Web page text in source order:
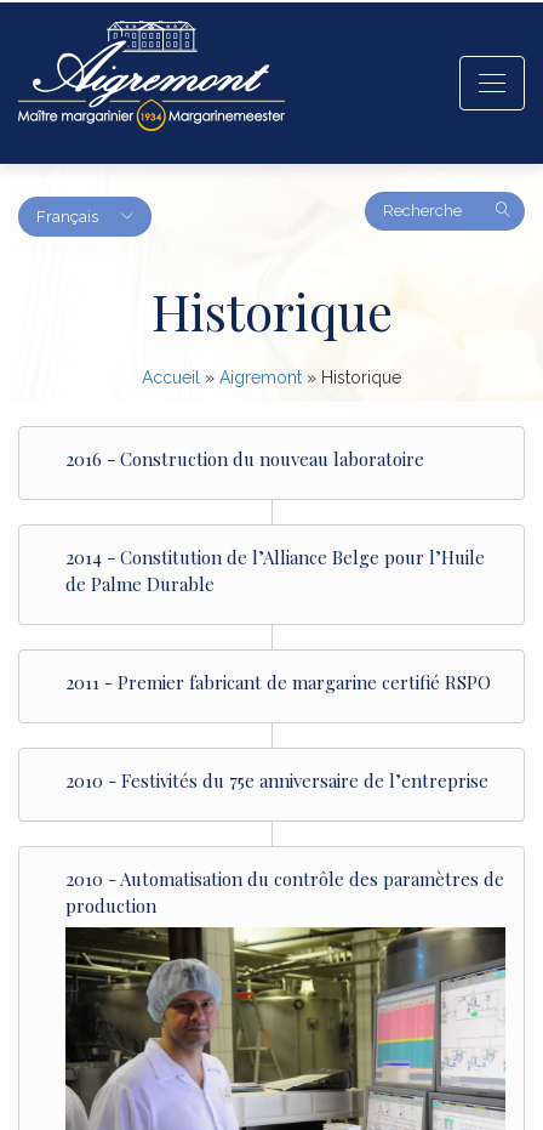
Français
Amount
(in
Historique
Accueil » Aigremont » Historique
2016 - Construction du nouveau laboratoire
2014 - Constitution de l’Alliance Belge pour l’Huile
de Palme Durable
2011 - Premier fabricant de margarine certifié RSPO
2010 - Festivités du 75e anniversaire de l’entreprise
2010 - Automatisation du contrôle des paramètres de
production